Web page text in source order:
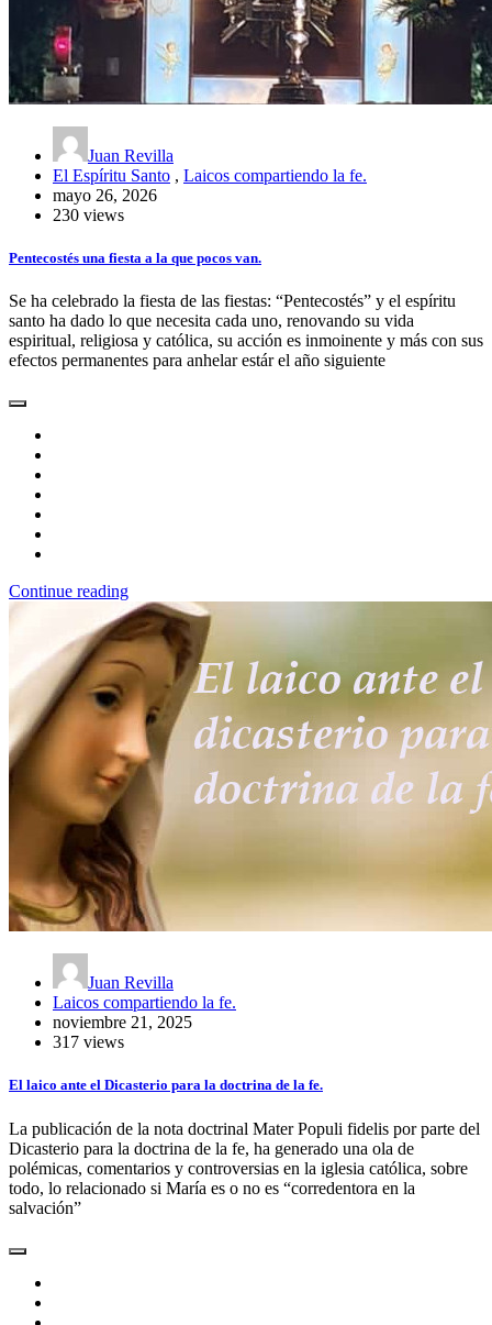
Juan Revilla
El Espíritu Santo , Laicos compartiendo la fe.
mayo 26, 2026
230 views
Pentecostés una fiesta a la que pocos van.
Se ha celebrado la fiesta de las fiestas: “Pentecostés” y el espíritu
santo ha dado lo que necesita cada uno, renovando su vida
espiritual, religiosa y católica, su acción es inmoinente y más con sus
efectos permanentes para anhelar estár el año siguiente
Continue reading
Juan Revilla
Laicos compartiendo la fe.
noviembre 21, 2025
317 views
El laico ante el Dicasterio para la doctrina de la fe.
La publicación de la nota doctrinal Mater Populi fidelis por parte del
Dicasterio para la doctrina de la fe, ha generado una ola de
polémicas, comentarios y controversias en la iglesia católica, sobre
todo, lo relacionado si María es o no es “corredentora en la
salvación”